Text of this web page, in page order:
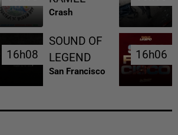
Crash
16h08
16h08
SOUND OF
LEGEND
San Francisco
16h06
16h06